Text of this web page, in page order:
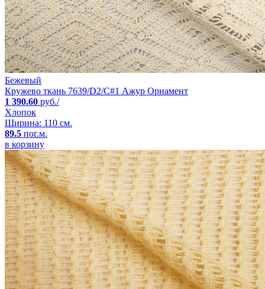
Бежевый
Кружево ткань 7639/D2/C#1 Ажур Орнамент
1 390.60 руб./
Хлопок
Ширина: 110 см.
89.5 пог.м.
в корзину